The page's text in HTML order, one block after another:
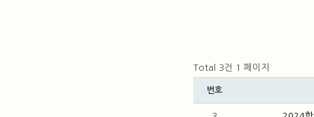
Total 3건 1 페이지
번호